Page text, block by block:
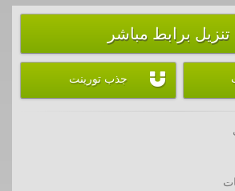
تنزيل برابط مباشر
 جذب تورينت